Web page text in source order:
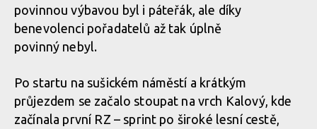
povinnou výbavou byl i páteřák, ale díky
benevolenci pořadatelů až tak úplně
povinný nebyl.
Po startu na sušickém náměstí a krátkým
průjezdem se začalo stoupat na vrch Kalový, kde
začínala první RZ – sprint po široké lesní cestě,